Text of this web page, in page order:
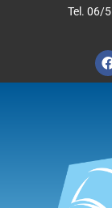
Tel. 06/